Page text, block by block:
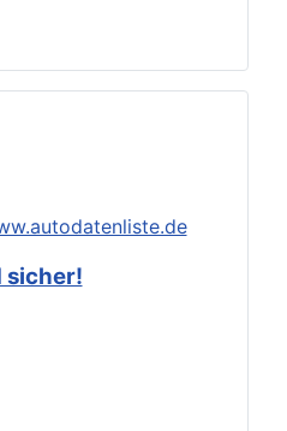
sicher!